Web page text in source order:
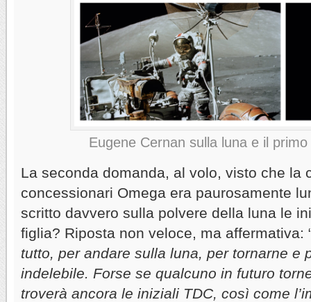
Eugene Cernan sulla luna e il
La seconda domanda, al volo, visto che la
concessionari Omega era paurosamente
scritto davvero sulla polvere della luna le
figlia? Riposta non veloce, ma affermativa:
tutto, per andare sulla luna, per tornarne e
indelebile. Forse se qualcuno in futuro
troverà ancora le iniziali TDC, così come